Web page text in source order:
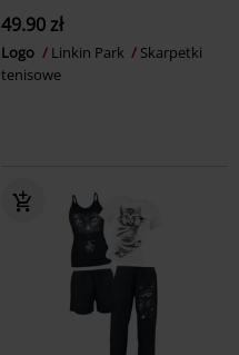
49.90 zł
Logo Linkin Park
Skarpetki
tenisowe